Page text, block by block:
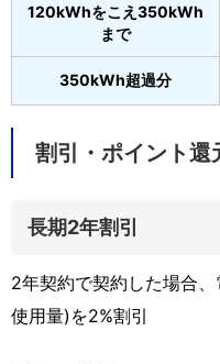
120kWhをこえ350kWh
まで
350kWh超過分
割引・ポイント還
長期2年割引
2年契約で契約した場合
使用量)を2%割引